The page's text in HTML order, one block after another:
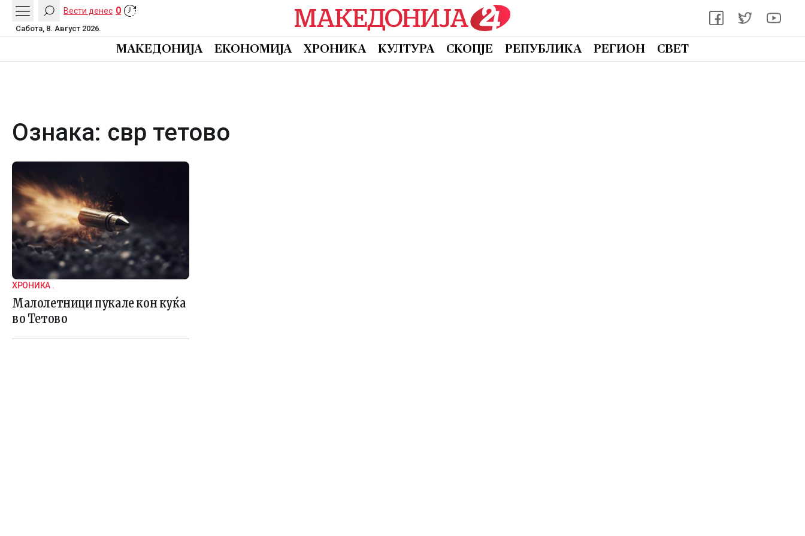
Вести денес 0
Сабота, 8. Август 2026.
МАКЕДОНИЈА ЕКОНОМИЈА ХРОНИКА КУЛТУРА СКОПЈЕ РЕПУБЛИКА РЕГИОН СВЕТ
Ознака: свр тетово
ХРОНИКА .
Малолетници пукале кон куќа
во Тетово